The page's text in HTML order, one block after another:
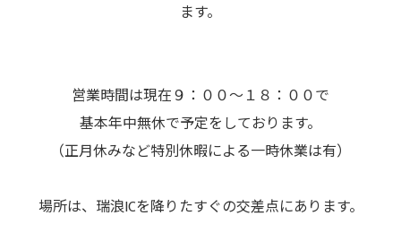
ます。
営業時間は現在９：００～１８：００で
基本年中無休で予定をしております。
（正月休みなど特別休暇による一時休業は有）
場所は、瑞浪ICを降りたすぐの交差点にあります。